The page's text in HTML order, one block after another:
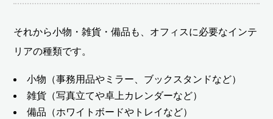
それから小物・雑貨・備品も、オフィスに必要なインテ
リアの種類です。
小物（事務用品やミラー、ブックスタンドなど）
雑貨（写真立てや卓上カレンダーなど）
備品（ホワイトボードやトレイなど）